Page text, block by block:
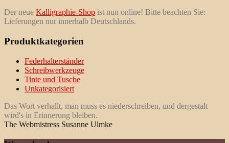
Der neue Kalligraphie-Shop ist nun online! Bitte beachten Sie:
Lieferungen nur innerhalb Deutschlands.
Produktkategorien
Federhalterständer
Schreibwerkzeuge
Tinte und Tusche
Unkategorisiert
Das Wort verhallt, man muss es niederschreiben, und dergestalt
wird's in Erinnerung bleiben.
The Webmistress Susanne Ulmke